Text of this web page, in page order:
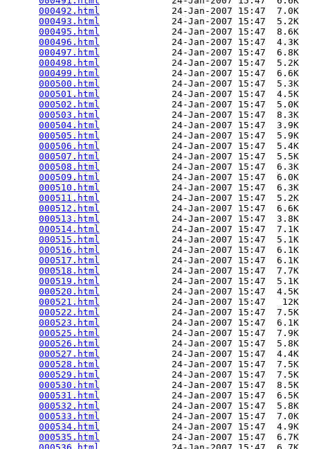
000492.html
             24-Jan-2007 15:47  7.0K
000493.html
             24-Jan-2007 15:47  5.2K
000495.html
             24-Jan-2007 15:47  8.6K
000496.html
             24-Jan-2007 15:47  4.3K
000497.html
             24-Jan-2007 15:47  6.8K
000498.html
             24-Jan-2007 15:47  5.2K
000499.html
             24-Jan-2007 15:47  6.6K
000500.html
             24-Jan-2007 15:47  5.3K
000501.html
             24-Jan-2007 15:47  4.5K
000502.html
             24-Jan-2007 15:47  5.0K
000503.html
             24-Jan-2007 15:47  8.3K
000504.html
             24-Jan-2007 15:47  3.9K
000505.html
             24-Jan-2007 15:47  5.9K
000506.html
             24-Jan-2007 15:47  5.4K
000507.html
             24-Jan-2007 15:47  5.5K
000508.html
             24-Jan-2007 15:47  6.3K
000509.html
             24-Jan-2007 15:47  6.0K
000510.html
             24-Jan-2007 15:47  6.3K
000511.html
             24-Jan-2007 15:47  5.2K
000512.html
             24-Jan-2007 15:47  6.6K
000513.html
             24-Jan-2007 15:47  3.8K
000514.html
             24-Jan-2007 15:47  7.1K
000515.html
             24-Jan-2007 15:47  5.1K
000516.html
             24-Jan-2007 15:47  6.1K
000517.html
             24-Jan-2007 15:47  6.1K
000518.html
             24-Jan-2007 15:47  7.7K
000519.html
             24-Jan-2007 15:47  5.1K
000520.html
             24-Jan-2007 15:47  4.5K
000521.html
             24-Jan-2007 15:47   12K
000522.html
             24-Jan-2007 15:47  7.5K
000523.html
             24-Jan-2007 15:47  6.1K
000525.html
             24-Jan-2007 15:47  7.9K
000526.html
             24-Jan-2007 15:47  5.8K
000527.html
             24-Jan-2007 15:47  4.4K
000528.html
             24-Jan-2007 15:47  7.5K
000529.html
             24-Jan-2007 15:47  7.5K
000530.html
             24-Jan-2007 15:47  8.5K
000531.html
             24-Jan-2007 15:47  6.5K
000532.html
             24-Jan-2007 15:47  5.8K
000533.html
             24-Jan-2007 15:47  7.0K
000534.html
             24-Jan-2007 15:47  4.9K
000535.html
             24-Jan-2007 15:47  6.7K